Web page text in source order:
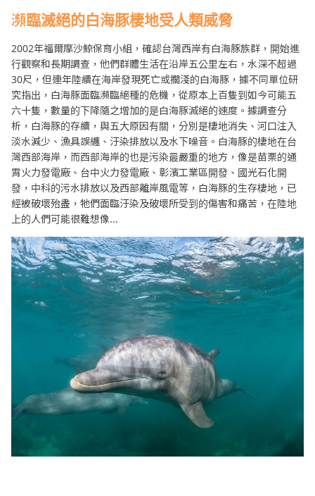
瀕臨滅絕的白海豚棲地受人類威脅
2002年福爾摩沙鯨保育小組，確認台灣西岸有白海豚族群，開始進
行觀察和長期調查，他們群體生活在沿岸五公里左右，水深不超過
30尺，但連年陸續在海岸發現死亡或擱淺的白海豚，據不同單位研
究指出，白海豚面臨瀕臨絕種的危機，從原本上百隻到如今可能五
六十隻，數量的下降隨之增加的是白海豚滅絕的速度。據調查分
析，白海豚的存續，與五大原因有關，分別是棲地消失、河口注入
淡水減少、漁具誤纏、汙染排放以及水下噪音。白海豚的棲地在台
灣西部海岸，而西部海岸的也是污染最嚴重的地方，像是苗栗的通
霄火力發電廠、台中火力發電廠、彰濱工業區開發、國光石化開
發，中科的污水排放以及西部離岸風電等，白海豚的生存棲地，已
經被破壞殆盡，牠們面臨汙染及破壞所受到的傷害和痛苦，在陸地
上的人們可能很難想像...